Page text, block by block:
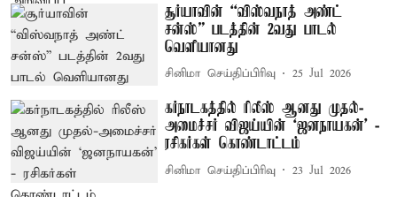
சூர்யாவின் “விஸ்வநாத் அண்ட்
சன்ஸ்” படத்தின் 2வது பாடல்
வெளியானது
சினிமா செய்திப்பிரிவு 25 Jul 2026
கர்நாடகத்தில் ரிலீஸ் ஆனது முதல்-
அமைச்சர் விஜய்யின் ‘ஜனநாயகன்’ -
ரசிகர்கள் கொண்டாட்டம்
சினிமா செய்திப்பிரிவு 23 Jul 2026